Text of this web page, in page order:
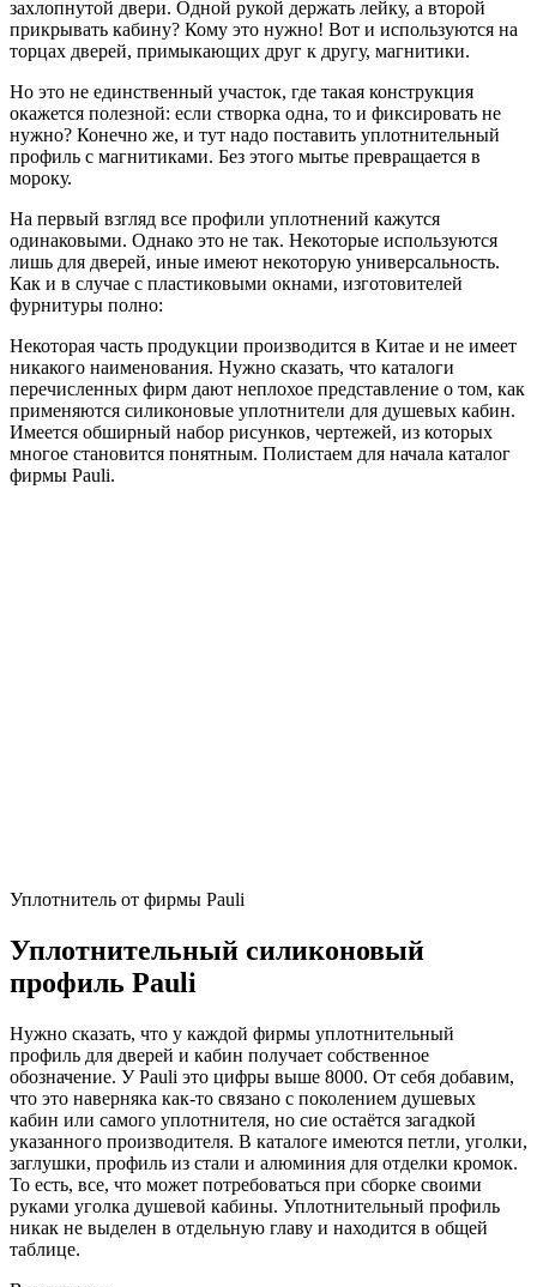
захлопнутой двери. Одной рукой держать лейку, а второй
прикрывать кабину? Кому это нужно! Вот и используются на
торцах дверей, примыкающих друг к другу, магнитики.
Но это не единственный участок, где такая конструкция
окажется полезной: если створка одна, то и фиксировать не
нужно? Конечно же, и тут надо поставить уплотнительный
профиль с магнитиками. Без этого мытье превращается в
мороку.
На первый взгляд все профили уплотнений кажутся
одинаковыми. Однако это не так. Некоторые используются
лишь для дверей, иные имеют некоторую универсальность.
Как и в случае с пластиковыми окнами, изготовителей
фурнитуры полно:
Некоторая часть продукции производится в Китае и не имеет
никакого наименования. Нужно сказать, что каталоги
перечисленных фирм дают неплохое представление о том, как
применяются силиконовые уплотнители для душевых кабин.
Имеется обширный набор рисунков, чертежей, из которых
многое становится понятным. Полистаем для начала каталог
фирмы Pauli.
Уплотнитель от фирмы Pauli
Уплотнительный силиконовый
профиль Pauli
Нужно сказать, что у каждой фирмы уплотнительный
профиль для дверей и кабин получает собственное
обозначение. У Pauli это цифры выше 8000. От себя добавим,
что это наверняка как-то связано с поколением душевых
кабин или самого уплотнителя, но сие остаётся загадкой
указанного производителя. В каталоге имеются петли, уголки,
заглушки, профиль из стали и алюминия для отделки кромок.
То есть, все, что может потребоваться при сборке своими
руками уголка душевой кабины. Уплотнительный профиль
никак не выделен в отдельную главу и находится в общей
таблице.